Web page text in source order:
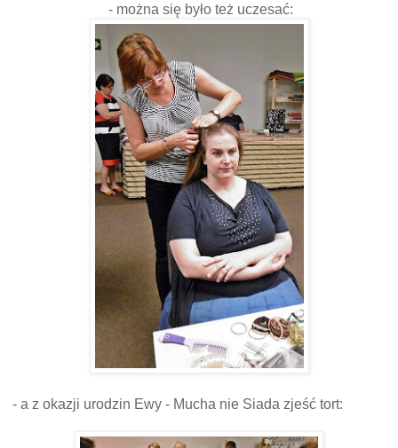
- można się było też uczesać:
- a z okazji urodzin Ewy - Mucha nie Siada zjeść tort: